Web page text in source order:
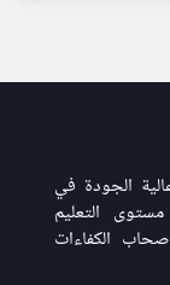
الجودة في
التعليم
الكفاءات